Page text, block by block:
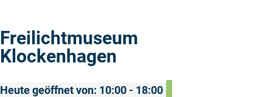
Freilichtmuseum
Klockenhagen
Heute geöffnet von: 10:00 - 18:00